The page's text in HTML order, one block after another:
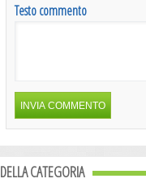
Testo commento
DELLA CATEGORIA